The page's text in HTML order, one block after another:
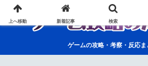
ゲームの攻略・考察・反応ま
上へ移動 新着記事 検索